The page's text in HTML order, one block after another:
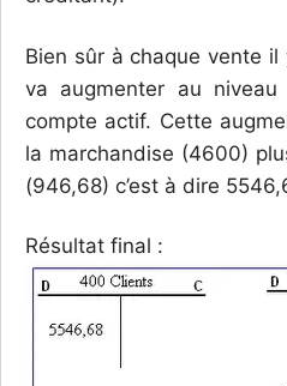
Bien sûr à chaque vente
va augmenter au
compte actif. Cette
la marchandise (4600)
(946,68) c’est à dire
Résultat final :